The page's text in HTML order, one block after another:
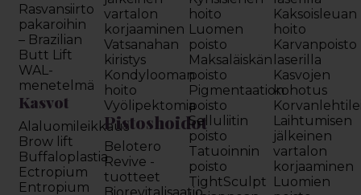
Rasvansiirto
pakaroihin
– Brazilian
Butt Lift
WAL-
menetelmä
Kasvot
Alaluomileikkaus
Brow lift
Buffaloplastia
Ectropium
Entropium
vartalon
korjaaminen
Vatsanahan
kiristys
Kondylooman
hoito
Vyölipektomia
Pistoshoidot
Belotero
Revive -
tuotteet
hoito
Luomen
poisto
Maksaläiskän
poisto
Pigmentaation
poisto
Selluliitin
poisto
Tatuoinnin
poisto
TightSculpt
Kaksoisleuan
hoito
Karvanpoisto
laserilla
Kasvojen
kohotus
Laihtumisen
jälkeinen
vartalon
korjaaminen
Luomien